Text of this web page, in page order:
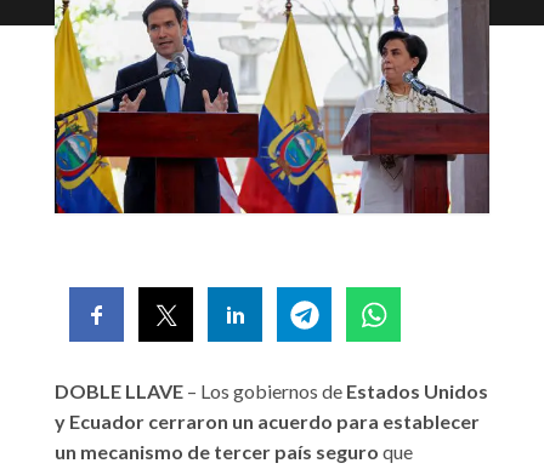
DOBLE LLAVE – Los gobiernos de Estados Unidos
y Ecuador cerraron un acuerdo para establecer
un mecanismo de tercer país seguro que